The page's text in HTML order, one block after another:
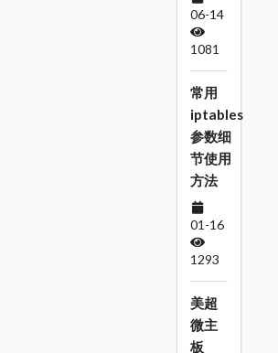
06-14
1081
常用
iptables
参数细
节使用
方法
01-16
1293
美超
微主
板